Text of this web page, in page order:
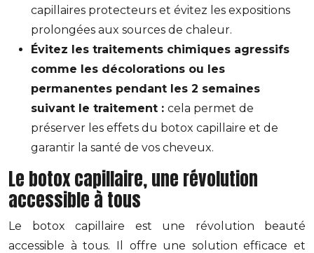
capillaires protecteurs et évitez les expositions
prolongées aux sources de chaleur.
Évitez les traitements chimiques agressifs
comme les décolorations ou les
permanentes pendant les 2 semaines
suivant le traitement : cela permet de
préserver les effets du botox capillaire et de
garantir la santé de vos cheveux.
Le botox capillaire, une révolution
accessible à tous
Le botox capillaire est une révolution beauté
accessible à tous. Il offre une solution efficace et